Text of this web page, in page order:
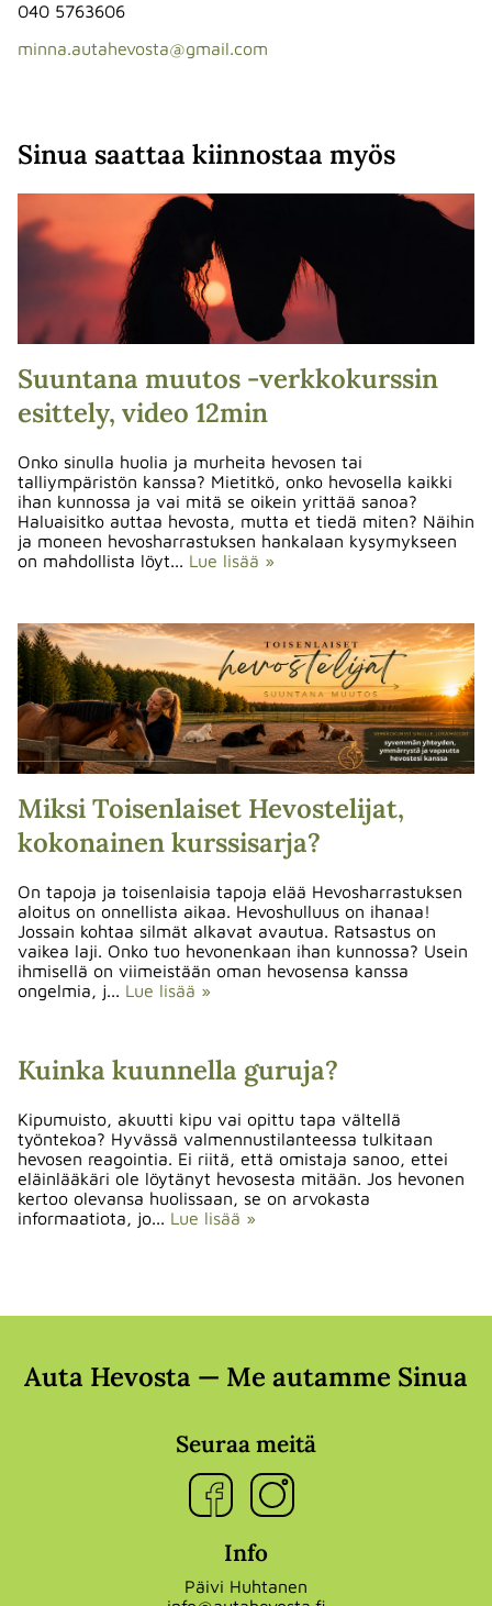
040 5763606
minna.autahevosta@gmail.com
Sinua saattaa kiinnostaa myös
Suuntana muutos -verkkokurssin
esittely, video 12min
Onko sinulla huolia ja murheita hevosen tai
talliympäristön kanssa? Mietitkö, onko hevosella kaikki
ihan kunnossa ja vai mitä se oikein yrittää sanoa?
Haluaisitko auttaa hevosta, mutta et tiedä miten? Näihin
ja moneen hevosharrastuksen hankalaan kysymykseen
on mahdollista löyt... Lue lisää »
Miksi Toisenlaiset Hevostelijat,
kokonainen kurssisarja?
On tapoja ja toisenlaisia tapoja elää Hevosharrastuksen
aloitus on onnellista aikaa. Hevoshulluus on ihanaa!
Jossain kohtaa silmät alkavat avautua. Ratsastus on
vaikea laji. Onko tuo hevonenkaan ihan kunnossa? Usein
ihmisellä on viimeistään oman hevosensa kanssa
ongelmia, j... Lue lisää »
Kuinka kuunnella guruja?
Kipumuisto, akuutti kipu vai opittu tapa vältellä
työntekoa? Hyvässä valmennustilanteessa tulkitaan
hevosen reagointia. Ei riitä, että omistaja sanoo, ettei
eläinlääkäri ole löytänyt hevosesta mitään. Jos hevonen
kertoo olevansa huolissaan, se on arvokasta
informaatiota, jo... Lue lisää »
Auta Hevosta — Me autamme Sinua
Seuraa meitä
Info
Päivi Huhtanen